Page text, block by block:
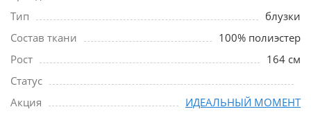
Тип
блузки
Состав ткани
100% полиэстер
Рост
164 см
Статус
Акция
ИДЕАЛЬНЫЙ МОМЕНТ